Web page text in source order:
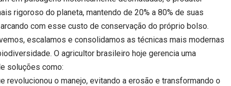
rigoroso do planeta, mantendo de 20% a 80% de suas
com esse custo de conservação do próprio bolso.
escalamos e consolidamos as técnicas mais modernas
O agricultor brasileiro hoje gerencia uma
soluções como:
revolucionou o manejo, evitando a erosão e transformando o